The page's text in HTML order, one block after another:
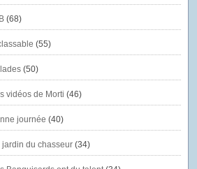
(68)
(55)
(50)
vidéos de Morti (46)
journée (40)
jardin du chasseur(34)